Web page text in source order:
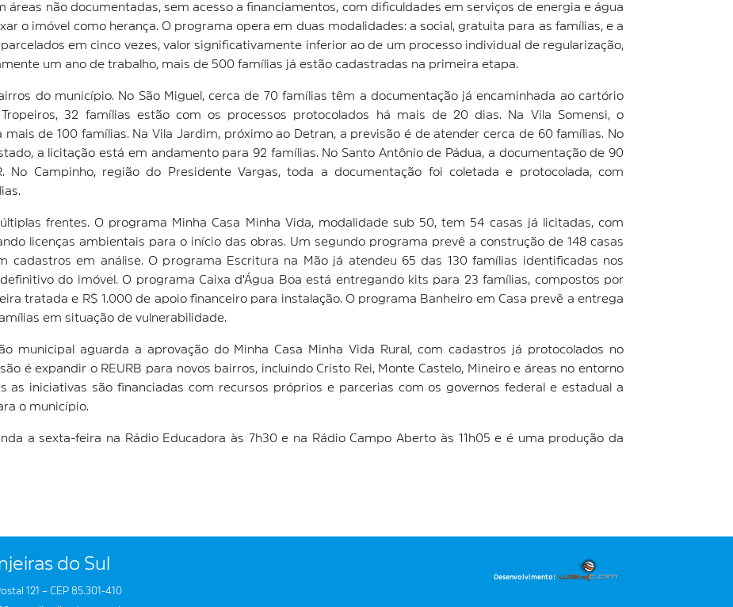
áreas não documentadas, sem acesso a financiamentos, com dificuldades em serviços de energia e água
o imóvel como herança. O programa opera em duas modalidades: a social, gratuita para as famílias, e a
em cinco vezes, valor significativamente inferior ao de um processo individual de regularização,
um ano de trabalho, mais de 500 famílias já estão cadastradas na primeira etapa.
do município. No São Miguel, cerca de 70 famílias têm a documentação já encaminhada ao cartório
32 famílias estão com os processos protocolados há mais de 20 dias. Na Vila Somensi, o
de 100 famílias. Na Vila Jardim, próximo ao Detran, a previsão é de atender cerca de 60 famílias. No
a licitação está em andamento para 92 famílias. No Santo Antônio de Pádua, a documentação de 90
No Campinho, região do Presidente Vargas, toda a documentação foi coletada e protocolada, com
frentes. O programa Minha Casa Minha Vida, modalidade sub 50, tem 54 casas já licitadas, com
licenças ambientais para o início das obras. Um segundo programa prevê a construção de 148 casas
cadastros em análise. O programa Escritura na Mão já atendeu 65 das 130 famílias identificadas nos
do imóvel. O programa Caixa d'Água Boa está entregando kits para 23 famílias, compostos por
tratada e R$ 1.000 de apoio financeiro para instalação. O programa Banheiro em Casa prevê a entrega
em situação de vulnerabilidade.
municipal aguarda a aprovação do Minha Casa Minha Vida Rural, com cadastros já protocolados no
é expandir o REURB para novos bairros, incluindo Cristo Rei, Monte Castelo, Mineiro e áreas no entorno
as iniciativas são financiadas com recursos próprios e parcerias com os governos federal e estadual a
o município.
a sexta-feira na Rádio Educadora às 7h30 e na Rádio Campo Aberto às 11h05 e é uma produção da
do Sul
121 – CEP 85.301-410